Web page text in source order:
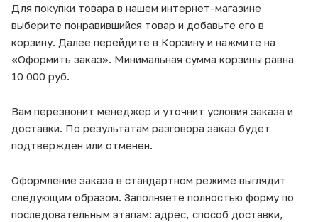
Для покупки товара в нашем интернет-магазине
выберите понравившийся товар и добавьте его в
корзину. Далее перейдите в Корзину и нажмите на
«Оформить заказ». Минимальная сумма корзины равна
10 000 руб.
Вам перезвонит менеджер и уточнит условия заказа и
доставки. По результатам разговора заказ будет
подтвержден или отменен.
Оформление заказа в стандартном режиме выглядит
следующим образом. Заполняете полностью форму по
последовательным этапам: адрес, способ доставки,